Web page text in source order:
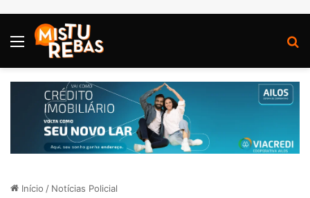
Menu
Início / Notícias Policial